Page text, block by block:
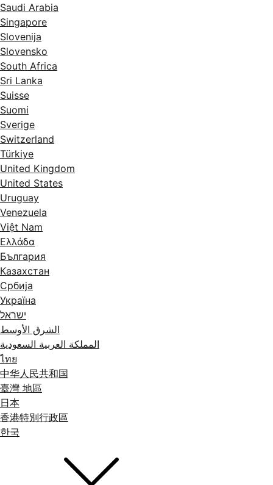
Saudi Arabia
Singapore
Slovenija
Slovensko
South Africa
Sri Lanka
Suisse
Suomi
Sverige
Switzerland
Türkiye
United Kingdom
United States
Uruguay
Venezuela
Việt Nam
Ελλάδα
България
Казахстан
Србија
Україна
ישראל
الشرق الأوسط
المملكة العربية السعودية
ไทย
中华人民共和国
臺灣 地區
日本
香港特別行政區
한국